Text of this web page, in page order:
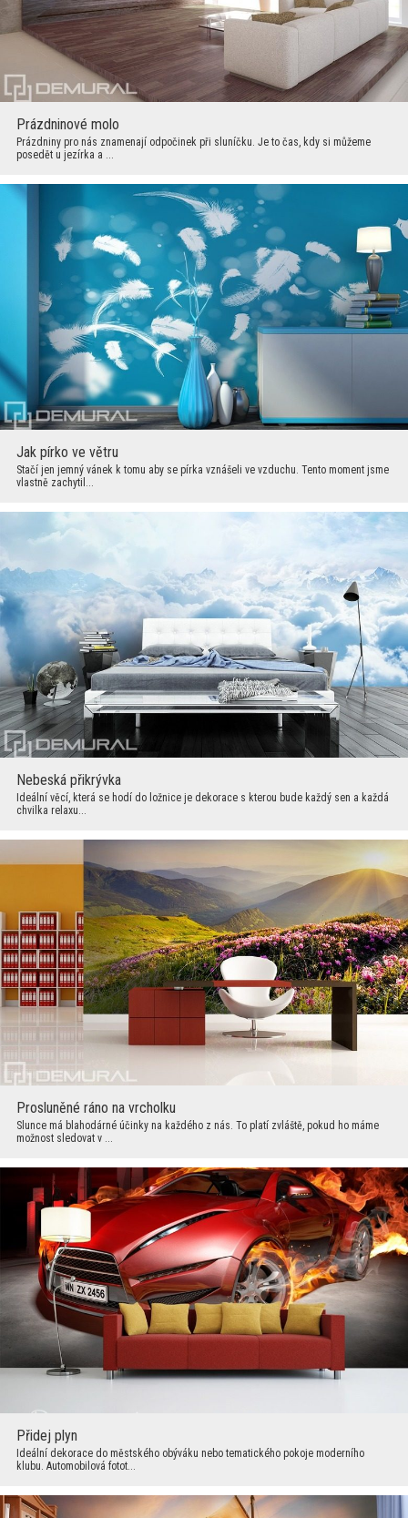
Prázdninové molo
Prázdniny pro nás znamenají odpočinek při sluníčku. Je to čas, kdy si můžeme
posedět u jezírka a ...
Jak pírko ve větru
Stačí jen jemný vánek k tomu aby se pírka vznášeli ve vzduchu. Tento moment jsme
vlastně zachytil...
Nebeská přikrývka
Ideální věcí, která se hodí do ložnice je dekorace s kterou bude každý sen a každá
chvilka relaxu...
Prosluněné ráno na vrcholku
Slunce má blahodárné účinky na každého z nás. To platí zvláště, pokud ho máme
možnost sledovat v ...
Přidej plyn
Ideální dekorace do městského obýváku nebo tematického pokoje moderního
klubu. Automobilová fotot...